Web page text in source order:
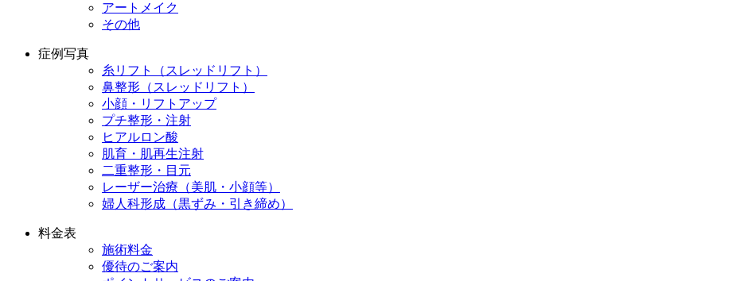
アートメイク
その他
症例写真
糸リフト（スレッドリフト）
鼻整形（スレッドリフト）
小顔・リフトアップ
プチ整形・注射
ヒアルロン酸
肌育・肌再生注射
二重整形・目元
レーザー治療（美肌・小顔等）
婦人科形成（黒ずみ・引き締め）
料金表
施術料金
優待のご案内